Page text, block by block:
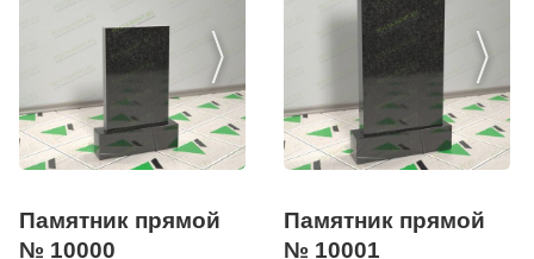
Памятник прямой
№ 10000
Памятник прямой
№ 10001